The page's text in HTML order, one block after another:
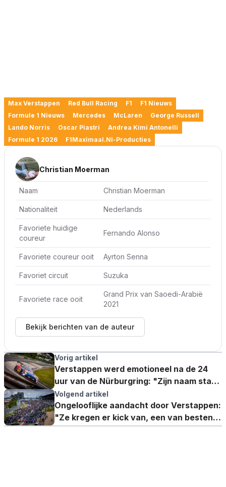
Max Verstappen Red Bull Racing F1
F1 Nieuws
Formule 1 Nieuws
Mercedes McLaren
George Russell
Lando Norris
Oscar Piastri
Andrea Kimi Antonelli
Formule 1 2026
F1Maximaal.nl-Producties
Christian Moerman
Naam Christian Moerman
Nationaliteit Nederlands
Favoriete huidige
coureur
Fernando Alonso
Favoriete coureur ooit Ayrton Senna
Favoriet circuit Suzuka
Favoriete race ooit
Grand Prix van Saoedi-Arabië
2021
Bekijk berichten van de auteur
Vorig artikel
Verstappen werd emotioneel na de 24
uur van de Nürburgring: "Zijn naam staat
boven de deur"
Volgend artikel
Ongelooflijke aandacht door Verstappen:
"Ze kregen er kick van, een van besten
aller tijden"